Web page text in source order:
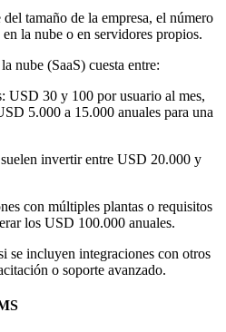
tamaño de la empresa, el número
la nube o en servidores propios.
nube (SaaS) cuesta entre:
USD 30 y 100 por usuario al mes,
5.000 a 15.000 anuales para una
suelen invertir entre USD 20.000 y
con múltiples plantas o requisitos
los USD 100.000 anuales.
se incluyen integraciones con otros
o soporte avanzado.